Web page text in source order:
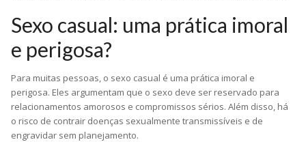
Sexo casual: uma prática imoral
e perigosa?
Para muitas pessoas, o sexo casual é uma prática imoral e
perigosa. Eles argumentam que o sexo deve ser reservado para
relacionamentos amorosos e compromissos sérios. Além disso, há
o risco de contrair doenças sexualmente transmissíveis e de
engravidar sem planejamento.